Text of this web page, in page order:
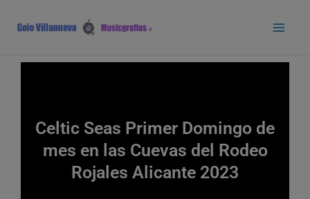
contenido
Celtic Seas Primer Domingo de
mes en las Cuevas del Rodeo
Rojales Alicante 2023